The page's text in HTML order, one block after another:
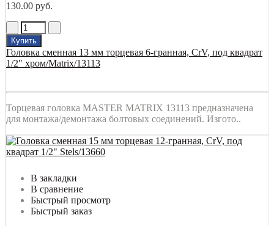
130.00 руб.
Купить
Головка сменная 13 мм торцевая 6-гранная, CrV, под квадрат
1/2" хром/Matrix/13113
Торцевая головка MASTER MATRIX 13113 предназначена
для монтажа/демонтажа болтовых соединений. Изгото..
В закладки
В сравнение
Быстрый просмотр
Быстрый заказ